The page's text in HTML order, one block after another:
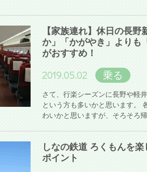
【家族連れ】休日の長野
か」「かがやき」よりも
がおすすめ！
2019.05.02 乗る
さて、行楽シーズンに長野や軽
という方も多いかと思います。
わいかと思いますが、そろそろ
しなの鉄道 ろくもんを
ポイント